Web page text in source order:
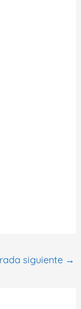
siguiente →